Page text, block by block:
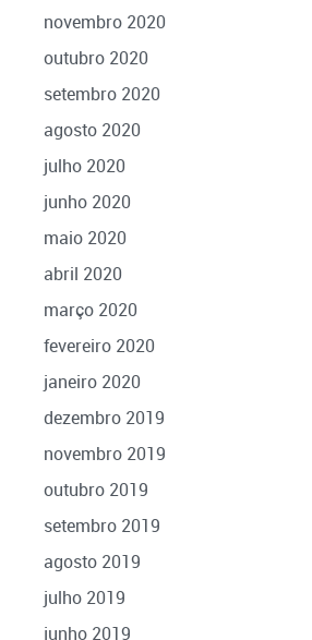
novembro 2020
outubro 2020
setembro 2020
agosto 2020
julho 2020
junho 2020
maio 2020
abril 2020
março 2020
fevereiro 2020
janeiro 2020
dezembro 2019
novembro 2019
outubro 2019
setembro 2019
agosto 2019
julho 2019
junho 2019